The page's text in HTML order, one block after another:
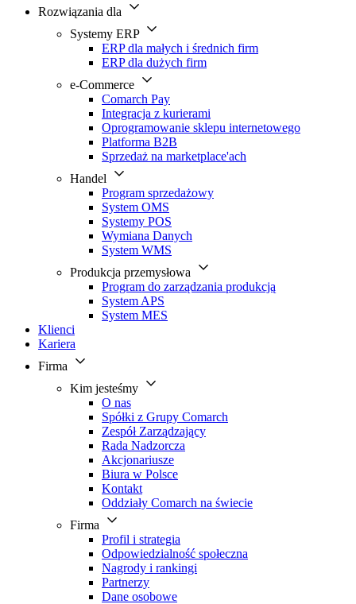
Rozwiązania dla
Systemy ERP
ERP dla małych i średnich firm
ERP dla dużych firm
e-Commerce
Comarch Pay
Integracja z kurierami
Oprogramowanie sklepu internetowego
Platforma B2B
Sprzedaż na marketplace'ach
Handel
Program sprzedażowy
System OMS
Systemy POS
Wymiana Danych
System WMS
Produkcja przemysłowa
Program do zarządzania produkcją
System APS
System MES
Klienci
Kariera
Firma
Kim jesteśmy
O nas
Spółki z Grupy Comarch
Zespół Zarządzający
Rada Nadzorcza
Akcjonariusze
Biura w Polsce
Kontakt
Oddziały Comarch na świecie
Firma
Profil i strategia
Odpowiedzialność społeczna
Nagrody i rankingi
Partnerzy
Dane osobowe